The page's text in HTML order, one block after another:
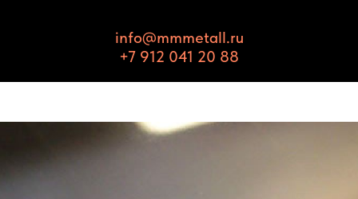
info@mmmetall.ru
+7 912 041 20 88